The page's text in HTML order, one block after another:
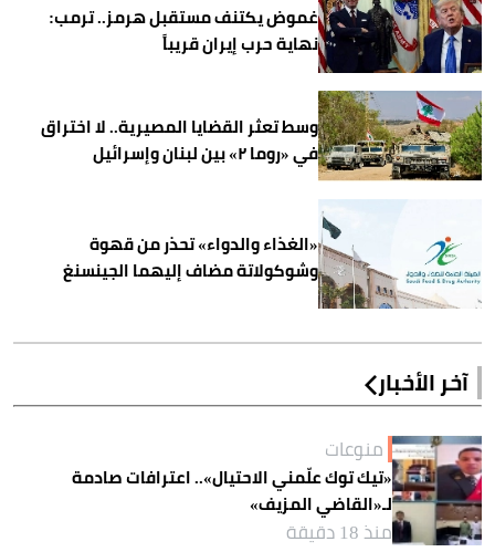
غموض يكتنف مستقبل هرمز.. ترمب:
نهاية حرب إيران قريباً
وسط تعثر القضايا المصيرية.. لا اختراق
في «روما ٢» بين لبنان وإسرائيل
«الغذاء والدواء» تحذر من قهوة
وشوكولاتة مضاف إليهما الجينسنغ
آخر الأخبار
منوعات
«تيك توك علّمني الاحتيال».. اعترافات صادمة
لـ«القاضي المزيف»
منذ 18 دقيقة